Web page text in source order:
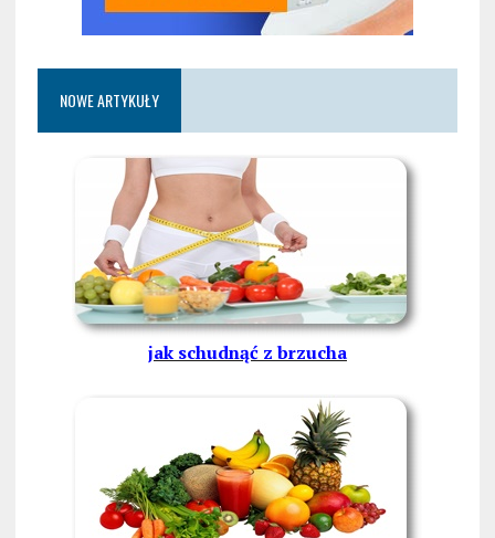
NOWE ARTYKUŁY
jak schudnąć z brzucha